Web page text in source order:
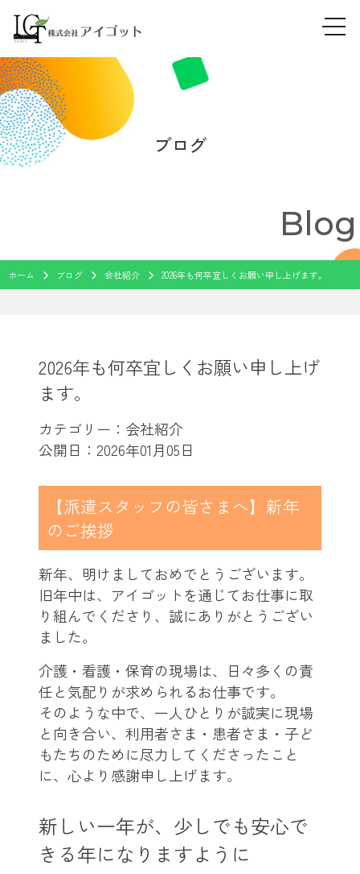
Skip
to
content
ブログ
Blog
ホーム ブログ 会社紹介 2026年も何卒宜しくお願い申し上げます。
2026年も何卒宜しくお願い申し上げ
ます。
カテゴリー：会社紹介
公開日： 2026年01月05日
【派遣スタッフの皆さまへ】新年
のご挨拶
新年、明けましておめでとうございます。
旧年中は、アイゴットを通じてお仕事に取
り組んでくださり、誠にありがとうござい
ました。
介護・看護・保育の現場は、日々多くの責
任と気配りが求められるお仕事です。
そのような中で、一人ひとりが誠実に現場
と向き合い、利用者さま・患者さま・子ど
もたちのために尽力してくださったこと
に、心より感謝申し上げます。
新しい一年が、少しでも安心で
きる年になりますように